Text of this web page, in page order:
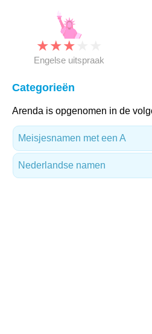
★★★
Engelse uitspraak
Categorieën
Arenda is opgenomen in de
Meisjesnamen met een A
Nederlandse namen